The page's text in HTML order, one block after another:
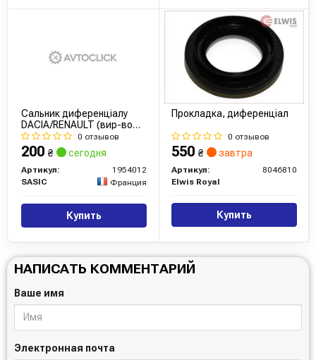
Сальник диференціалу
DACIA/RENAULT (вир-во
SASIC)
0 отзывов
200 ₴ сегодня
Артикул:
1954012
SASIC
Франция
Купить
Прокладка, диференціал
0 отзывов
550 ₴ завтра
Артикул:
8046810
Elwis Royal
Купить
НАПИСАТЬ КОММЕНТАРИЙ
Ваше имя
Электронная почта